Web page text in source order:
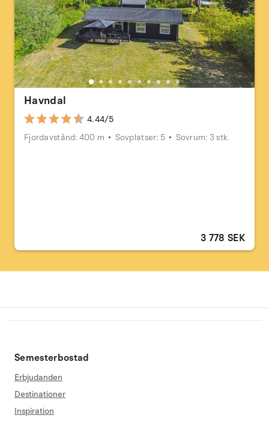
Havndal
4.44/5
Fjordavstånd: 400 m
Sovplatser: 5 Sovrum: 3 stk.
3 778 SEK
Semesterbostad
Erbjudanden
Destinationer
Inspiration